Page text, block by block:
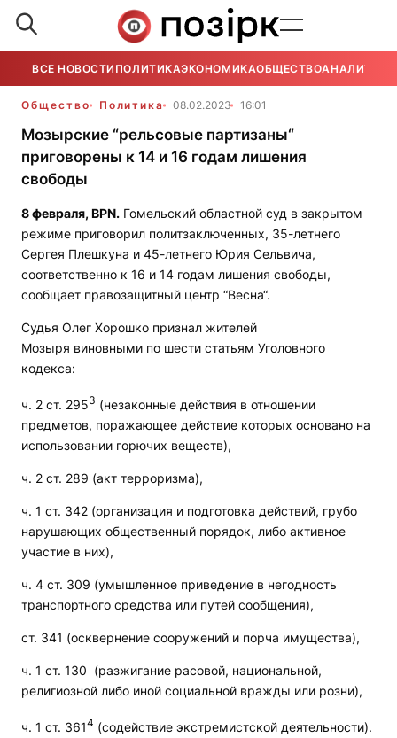
ВСЕ НОВОСТИ ПОЛИТИКАЭКОНОМИКАОБЩЕСТВОАНАЛИТИКА
Общество Политика 08.02.2023 16:01
Мозырские “рельсовые партизаны“
приговорены к 14 и 16 годам лишения
свободы
8 февраля, BPN. Гомельский областной суд в закрытом
режиме приговорил политзаключенных, 35-летнего
Сергея Плешкуна и 45-летнего Юрия Сельвича,
соответственно к 16 и 14 годам лишения свободы,
сообщает правозащитный центр “Весна“.
Судья Олег Хорошко признал жителей
Мозыря виновными по шести статьям Уголовного
кодекса:
ч. 2 ст. 2953 (незаконные действия в отношении
предметов, поражающее действие которых основано на
использовании горючих веществ),
ч. 2 ст. 289 (акт терроризма),
ч. 1 ст. 342 (организация и подготовка действий, грубо
нарушающих общественный порядок, либо активное
участие в них),
ч. 4 ст. 309 (умышленное приведение в негодность
транспортного средства или путей сообщения),
ст. 341 (осквернение сооружений и порча имущества),
ч. 1 ст. 130 (разжигание расовой, национальной,
религиозной либо иной социальной вражды или розни),
ч. 1 ст. 3614 (содействие экстремистской деятельности).